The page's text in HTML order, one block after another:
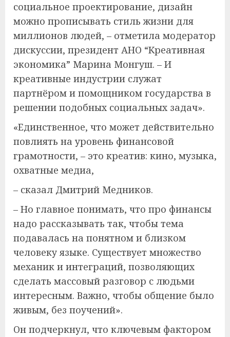
социальное проектирование, дизайн
можно прописывать стиль жизни для
миллионов людей, – отметила модератор
дискуссии, президент АНО “Креативная
экономика” Марина Монгуш. – И
креативные индустрии служат
партнёром и помощником государства в
решении подобных социальных задач».
«Единственное, что может действительно
повлиять на уровень финансовой
грамотности, – это креатив: кино, музыка,
охватные медиа,
– сказал Дмитрий Медников.
– Но главное понимать, что про финансы
надо рассказывать так, чтобы тема
подавалась на понятном и близком
человеку языке. Существует множество
механик и интеграций, позволяющих
сделать массовый разговор с людьми
интересным. Важно, чтобы общение было
живым, без поучений».
Он подчеркнул, что ключевым фактором